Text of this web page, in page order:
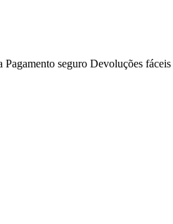
Pagamento seguro Devoluções fáceis